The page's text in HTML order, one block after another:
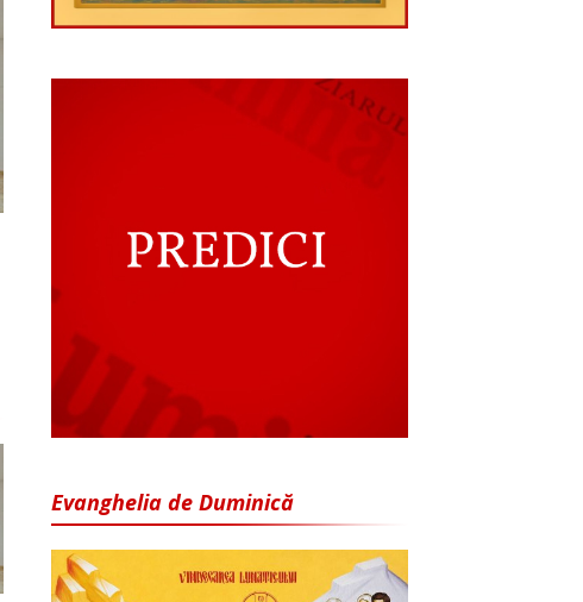
Evanghelia de Duminică